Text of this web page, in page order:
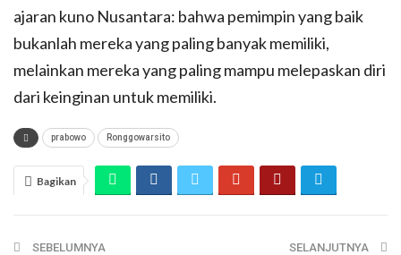
ajaran kuno Nusantara: bahwa pemimpin yang baik
bukanlah mereka yang paling banyak memiliki,
melainkan mereka yang paling mampu melepaskan diri
dari keinginan untuk memiliki.
prabowo Ronggowarsito
Bagikan
SEBELUMNYA SELANJUTNYA